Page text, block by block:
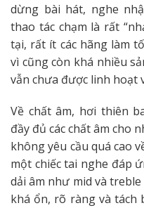
dừng bài hát, nghe
thao tác chạm là rất
tại, rất ít các hãng làm
vì cũng còn khá nhiều
vẫn chưa được linh hoạt
Về chất âm, hơi thiên
đầy đủ các chất âm cho
không yêu cầu quá cao
một chiếc tai nghe đáp
dải âm như mid và
khá ổn, rõ ràng và tách